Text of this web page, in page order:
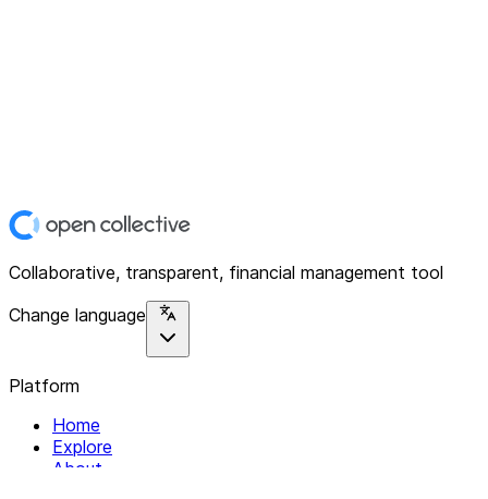
Collaborative, transparent, financial management tool
Change language
Platform
Home
Explore
About